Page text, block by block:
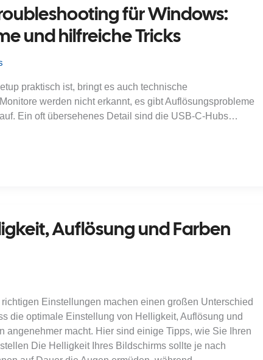
für Windows:
und hilfreiche Tricks
praktisch ist, bringt es auch technische
werden nicht erkannt, es gibt Auflösungsprobleme
Ein oft übersehenes Detail sind die USB-C-Hubs…
Auflösung und Farben
Einstellungen machen einen großen Unterschied
die optimale Einstellung von Helligkeit, Auflösung und
angenehmer macht. Hier sind einige Tipps, wie Sie Ihren
Die Helligkeit Ihres Bildschirms sollte je nach